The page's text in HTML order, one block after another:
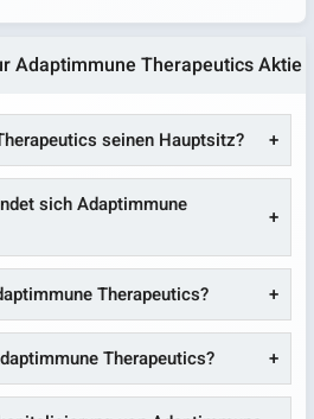
Adaptimmune Therapeutics Aktie
seinen Hauptsitz?
sich Adaptimmune
Therapeutics?
Therapeutics?